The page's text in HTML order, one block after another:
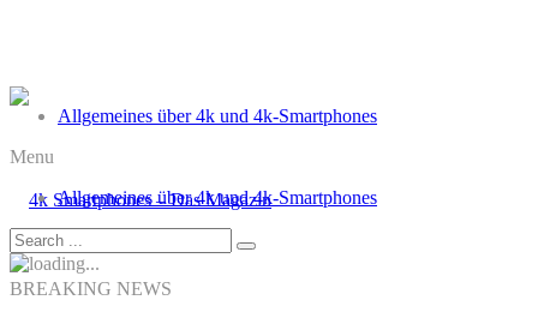
Allgemeines über 4k und 4k-Smartphones
Menu
Allgemeines über 4k und 4k-Smartphones
BREAKING NEWS